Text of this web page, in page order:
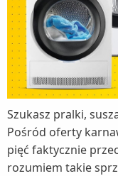
Szukasz pralki,
Pośród oferty
pięć faktycznie
rozumiem takie